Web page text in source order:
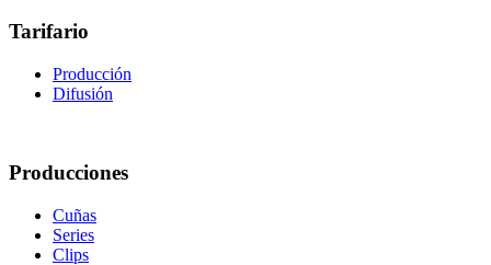
Tarifario
Producción
Difusión
Producciones
Cuñas
Series
Clips